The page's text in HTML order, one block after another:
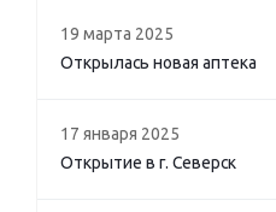
19 марта 2025
Открылась новая аптека
17 января 2025
Открытие в г. Северск